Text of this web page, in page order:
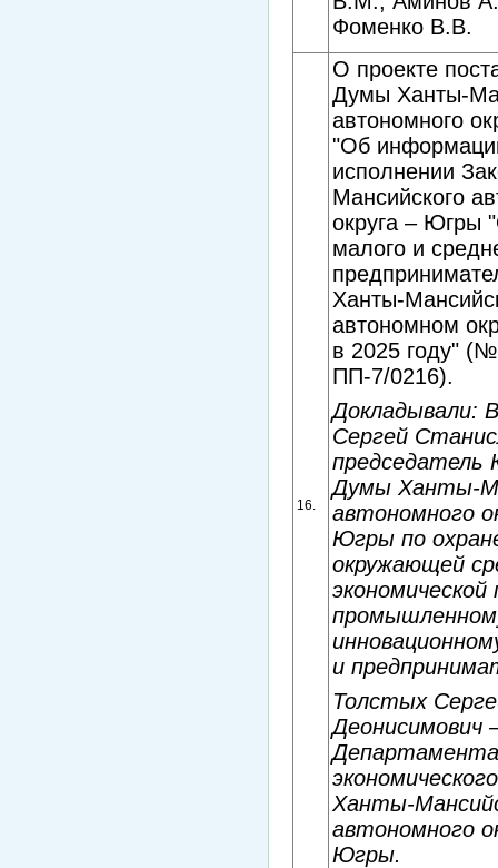
Фоменко В.В.
16.
О проекте
Думы Ханты-
автономного
"Об
исполнении
Мансийского
округа – Югры
малого и
Ханты-
автономном
в 2025 году" (№
ПП-7/0216).
Докладывали:
Сергей
Думы Ханты-
автономного
Югры по
окружающей
и
Толстых
Деонисимович
Департамента
Ханты-
автономного
Югры.